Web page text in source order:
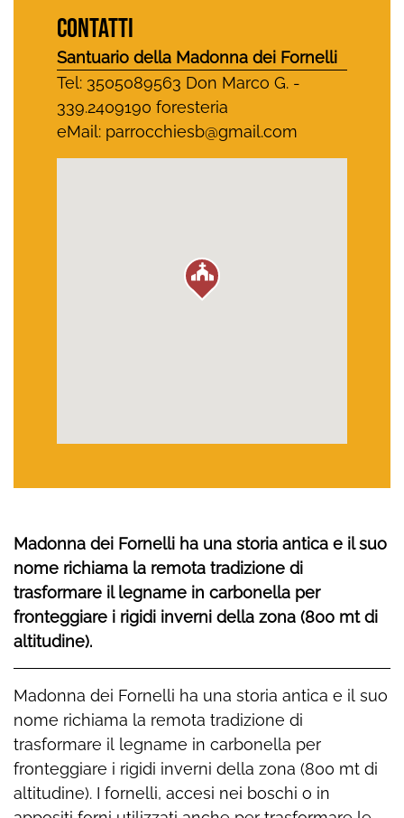
CONTATTI
Santuario della Madonna dei Fornelli
Tel: 3505089563 Don Marco G. -
339.2409190 foresteria
eMail: parrocchiesb@gmail.com
Madonna dei Fornelli ha una storia antica e il suo
nome richiama la remota tradizione di
trasformare il legname in carbonella per
fronteggiare i rigidi inverni della zona (800 mt di
altitudine).
Madonna dei Fornelli ha una storia antica e il suo
nome richiama la remota tradizione di
trasformare il legname in carbonella per
fronteggiare i rigidi inverni della zona (800 mt di
altitudine). I fornelli, accesi nei boschi o in